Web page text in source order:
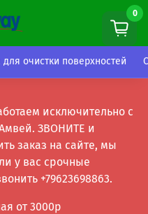
0
для очистки поверхностей
исключительно с
ЗВОНИТЕ и
заказ на сайте, мы
у вас срочные
+79623698863.
от 3000р
0